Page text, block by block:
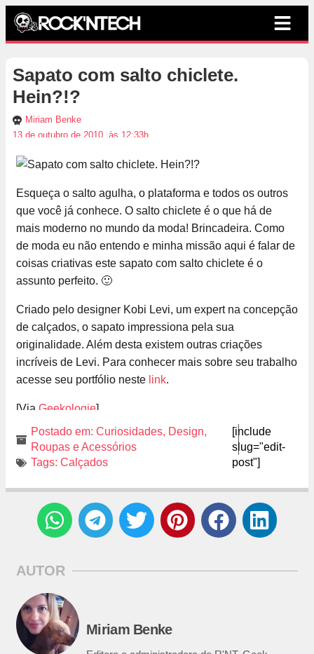
Sapato com salto chiclete.
Hein?!?
Miriam Benke
13 de outubro de 2010, às 12:33h
Esqueça o salto agulha, o plataforma e todos os outros
que você já conhece. O salto chiclete é o que há de
mais moderno no mundo da moda! Brincadeira. Como
de moda eu não entendo e minha missão aqui é falar de
coisas criativas este sapato com salto chiclete é o
assunto perfeito. 🙂
Criado pelo designer Kobi Levi, um expert na concepção
de calçados, o sapato impressiona pela sua
originalidade. Além desta existem outras criações
incríveis de Levi. Para conhecer mais sobre seu trabalho
acesse seu portfólio neste link.
[Via Geekologie]
Postado em: Curiosidades, Design,
Roupas e Acessórios
Tags: Calçados
[include
slug="edit-
post"]
AUTOR
Miriam Benke